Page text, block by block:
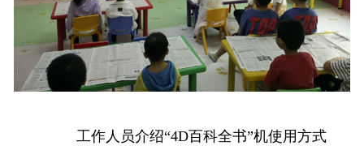
工作人员介绍“4D百科全书”机使用方式